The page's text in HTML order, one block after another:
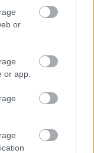
or
or app.